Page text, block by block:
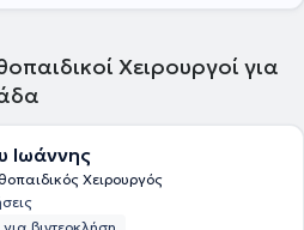
Χειρουργοί για
Ιωάννης
Χειρουργός